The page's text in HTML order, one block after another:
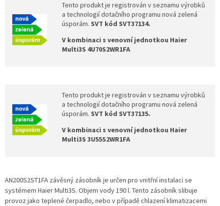
Tento produkt je registrován v seznamu výrobků
a technologií dotačního programu nová zelená
úsporám. SVT kód SVT37134.
V kombinaci s venovní jednotkou Haier
Multi3S 4U70S2WR1FA
Tento produkt je registrován v seznamu výrobků
a technologií dotačního programu nová zelená
úsporám. SVT kód SVT37135.
V kombinaci s venovní jednotkou Haier
Multi3S 3U55S2WR1FA
AN200S2ST1FA závěsný zásobník je určen pro vnitřní instalaci se
systémem Haier Multi3S. Objem vody 190 l. Tento zásobník slibuje
provoz jako teplené čerpadlo, nebo v případě chlazení klimatizacemi